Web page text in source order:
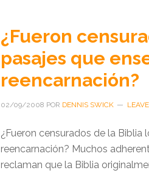
¿Fueron
pasajes que
reencarnación?
02/09/2008 POR DENNIS SWICK
¿Fueron censurados de la Biblia
reencarnación? Muchos
reclaman que la Biblia